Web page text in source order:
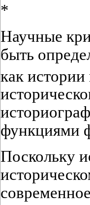
*
Научные
быть
как
функциями
Поскольку